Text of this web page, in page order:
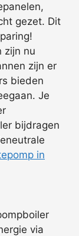
gezet. Dit
zijn nu
zijn er
bieden
Je
bijdragen
in
via